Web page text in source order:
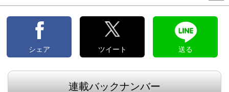
シェア ツイート 送る
連載バックナンバー